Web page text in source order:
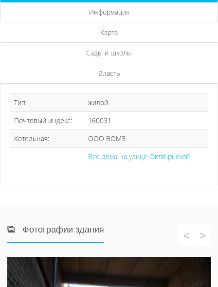
Информация
Карта
Сады и школы
Власть
Тип:
жилой
Почтовый индекс:
160031
Котельная:
ООО ВОМЗ
Все дома на улице Октябрьской
Фотографии здания < >